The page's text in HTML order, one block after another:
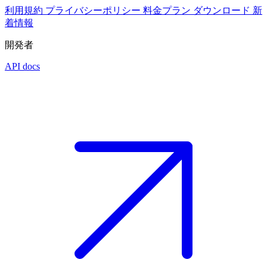
利用規約 プライバシーポリシー 料金プラン ダウンロード 新
着情報
開発者
API docs